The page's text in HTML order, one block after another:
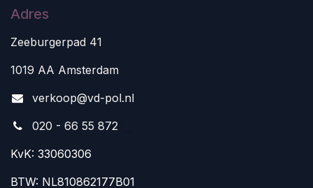
Adres
Zeeburgerpad 41
1019 AA Amsterdam
verkoop@vd-pol.nl
020 - 66 55 872
KvK: 33060306
BTW: NL810862177B01